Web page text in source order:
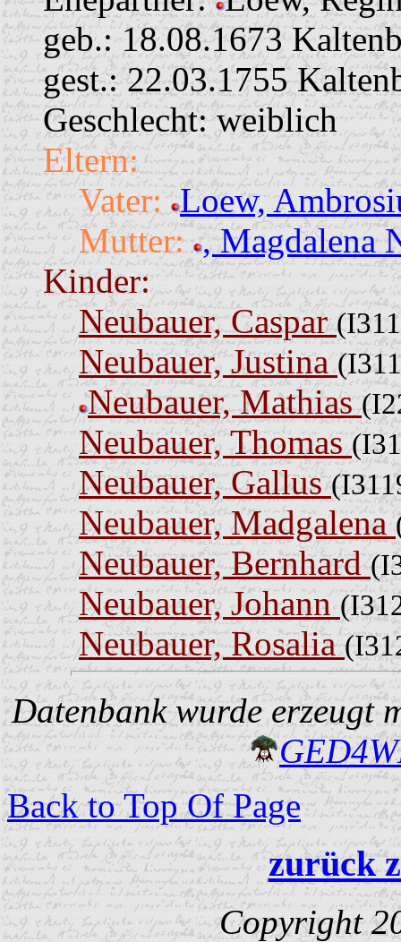
geb.: 18.08.1673
gest.: 22.03.1755
Geschlecht: weiblich
Eltern:
Vater: Loew,
Mutter: , Magdalena
Kinder:
Neubauer, Caspar
Neubauer, Justina
Neubauer, Mathias
Neubauer, Thomas
Neubauer, Gallus
Neubauer, Madgalena
Neubauer, Bernhard
Neubauer, Johann
Neubauer, Rosalia
Datenbank wurde erzeugt
Back to Top Of Page
zurück
Copyright